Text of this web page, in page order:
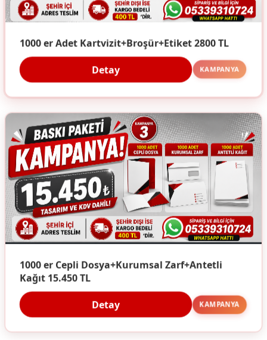
1000 er Adet Kartvizit+Broşür+Etiket 2800 TL
Detay KAMPANYA
1000 er Cepli Dosya+Kurumsal Zarf+Antetli
Kağıt 15.450 TL
Detay KAMPANYA